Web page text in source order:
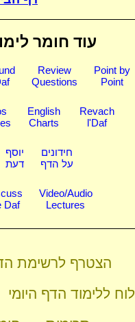
עוד חומר
Review
Questions
Point by
Point
English
Charts
Revach
l'Daf
יוסף
דעת
חידונים
על הדף
Daf
Video/Audio
Lectures
הצטרף לרשימת
לוח ללימוד הדף היומי